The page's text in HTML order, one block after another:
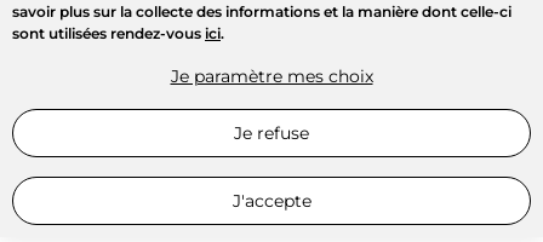
savoir plus sur la collecte des informations et la manière dont celle-ci
sont utilisées rendez-vous ici.
Je paramètre mes choix
Je refuse
J'accepte